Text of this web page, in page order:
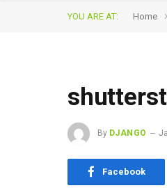
YOU ARE AT: Home
By DJANGO
Facebook